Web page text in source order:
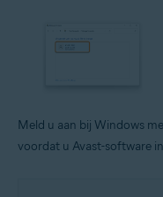
Meld u aan bij Windows
voordat u Avast-software